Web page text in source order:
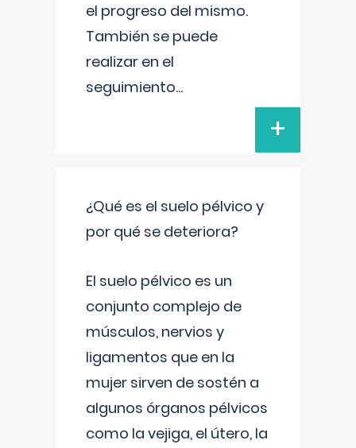
el progreso del mismo.
También se puede
realizar en el
seguimiento...
+
¿Qué es el suelo pélvico y
por qué se deteriora?
El suelo pélvico es un
conjunto complejo de
músculos, nervios y
ligamentos que en la
mujer sirven de sostén a
algunos órganos pélvicos
como la vejiga, el útero, la